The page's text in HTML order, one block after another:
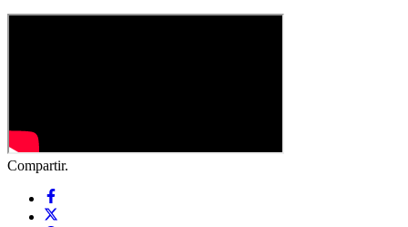
Compartir.